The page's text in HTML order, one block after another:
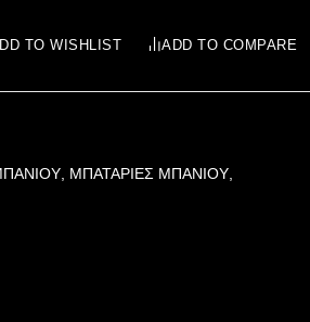
TO WISHLIST ADD TO COMPARE
, ΜΠΑΤΑΡΙΕΣ ΜΠΑΝΙΟΥ,